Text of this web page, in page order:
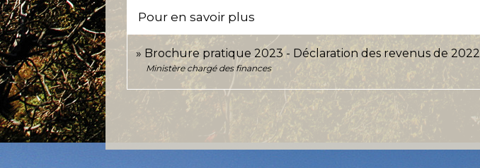
Pour en savoir plus
Brochure pratique 2023 - Déclaration des revenus de 2022
Ministère chargé des finances